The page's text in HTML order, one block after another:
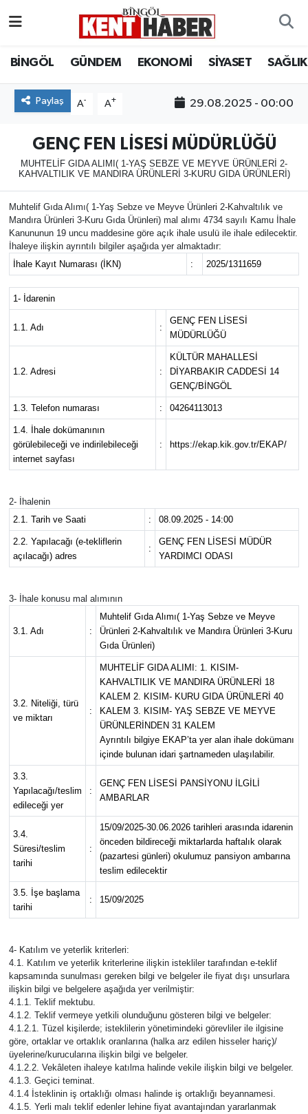
BİNGÖL GÜNDEM EKONOMİ SİYASET SAĞLIK
Paylaş A- A+ 29.08.2025 - 00:00
GENÇ FEN LİSESİ MÜDÜRLÜĞÜ
MUHTELİF GIDA ALIMI( 1-YAŞ SEBZE VE MEYVE ÜRÜNLERİ 2-
KAHVALTILIK VE MANDIRA ÜRÜNLERİ 3-KURU GIDA ÜRÜNLERİ)
Muhtelif Gıda Alımı( 1-Yaş Sebze ve Meyve Ürünleri 2-Kahvaltılık ve
Mandıra Ürünleri 3-Kuru Gıda Ürünleri) mal alımı 4734 sayılı Kamu İhale
Kanununun 19 uncu maddesine göre açık ihale usulü ile ihale edilecektir.
İhaleye ilişkin ayrıntılı bilgiler aşağıda yer almaktadır:
İhale Kayıt Numarası (İKN)
: 2025/1311659
1- İdarenin
1.1. Adı :
GENÇ FEN LİSESİ
MÜDÜRLÜĞÜ
1.2. Adresi :
KÜLTÜR MAHALLESİ
DİYARBAKIR CADDESİ 14
GENÇ/BİNGÖL
1.3. Telefon numarası : 04264113013
1.4. İhale dokümanının
görülebileceği ve indirilebileceği
internet sayfası
: https://ekap.kik.gov.tr/EKAP/
2- İhalenin
2.1. Tarih ve Saati
: 08.09.2025 - 14:00
2.2. Yapılacağı (e-tekliflerin
açılacağı) adres
:
GENÇ FEN LİSESİ MÜDÜR
YARDIMCI ODASI
3- İhale konusu mal alımının
3.1. Adı :
Muhtelif Gıda Alımı( 1-Yaş Sebze ve Meyve
Ürünleri 2-Kahvaltılık ve Mandıra Ürünleri 3-Kuru
Gıda Ürünleri)
3.2. Niteliği, türü
ve miktarı
:
MUHTELİF GIDA ALIMI: 1. KISIM-
KAHVALTILIK VE MANDIRA ÜRÜNLERİ 18
KALEM 2. KISIM- KURU GIDA ÜRÜNLERİ 40
KALEM 3. KISIM- YAŞ SEBZE VE MEYVE
ÜRÜNLERİNDEN 31 KALEM
Ayrıntılı bilgiye EKAP’ta yer alan ihale dokümanı
içinde bulunan idari şartnameden ulaşılabilir.
3.3.
Yapılacağı/teslim
edileceği yer
:
GENÇ FEN LİSESİ PANSİYONU İLGİLİ
AMBARLAR
3.4.
Süresi/teslim
tarihi
:
15/09/2025-30.06.2026 tarihleri arasında idarenin
önceden bildireceği miktarlarda haftalık olarak
(pazartesi günleri) okulumuz pansiyon ambarına
teslim edilecektir
3.5. İşe başlama
tarihi
: 15/09/2025
4- Katılım ve yeterlik kriterleri:
4.1. Katılım ve yeterlik kriterlerine ilişkin istekliler tarafından e-teklif
kapsamında sunulması gereken bilgi ve belgeler ile fiyat dışı unsurlara
ilişkin bilgi ve belgelere aşağıda yer verilmiştir:
4.1.1. Teklif mektubu.
4.1.2. Teklif vermeye yetkili olunduğunu gösteren bilgi ve belgeler:
4.1.2.1. Tüzel kişilerde; isteklilerin yönetimindeki görevliler ile ilgisine
göre, ortaklar ve ortaklık oranlarına (halka arz edilen hisseler hariç)/
üyelerine/kurucularına ilişkin bilgi ve belgeler.
4.1.2.2. Vekâleten ihaleye katılma halinde vekile ilişkin bilgi ve belgeler.
4.1.3. Geçici teminat.
4.1.4 İsteklinin iş ortaklığı olması halinde iş ortaklığı beyannamesi.
4.1.5. Yerli malı teklif edenler lehine fiyat avantajından yararlanmak
BİLİM-TEKNOLOJİ
EĞİTİM
EKONOMİ
GENÇ
GÜNDEM
KARLIOVA
KİĞI
MERKEZ
RESMİ İLANLAR
SAĞLIK
SİYASET
SOLHAN
SPOR
Bingöl Hava Durumu
Bingöl Trafik Yoğunluk Haritası
Süper Lig Puan Durumu ve Fikstür
Tüm Manşetler
Son Dakika Haberleri
Haber Arşivi